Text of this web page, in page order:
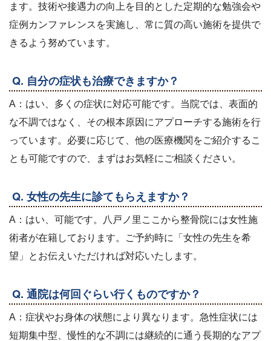
ます。技術や接遇力の向上を目的とした定期的な勉強会や
症例カンファレンスを実施し、常に質の高い施術を提供で
きるよう努めています。
Q. 自分の症状も治療できますか？
A：はい、多くの症状に対応可能です。当院では、表面的
な不調ではなく、その根本原因にアプローチする施術を行
っています。必要に応じて、他の医療機関をご紹介するこ
とも可能ですので、まずはお気軽にご相談ください。
Q. 女性の先生に診てもらえますか？
A：はい、可能です。八戸ノ里ここから整骨院には女性施
術者が在籍しております。ご予約時に「女性の先生を希
望」とお伝えいただければ対応いたします。
Q. 通院は何回ぐらい行くものですか？
A：症状やお身体の状態により異なります。急性症状には
短期集中型、慢性的な不調には継続的に通う長期的なアプ